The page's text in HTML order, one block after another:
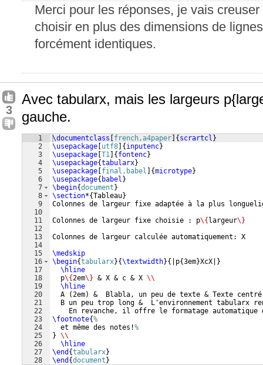
Merci pour les réponses, je vais
choisir en plus des dimensions de
forcément identiques.
3
Avec tabularx, mais les largeurs
gauche.
1
2
3
4
5
6
7
8
9
10
11
12
13
14
15
16
17
18
19
20
21
22
23
24
25
26
27
28
\documentclass french,a4paper { scrartcl }
\usepackage utf8 { inputenc}
\usepackage T1 { fontenc}
\usepackage{tabularx}
\usepackage final,babel {microtype}
\usepackage{ babel }
\begin{document }
\section*{Tableau}
Colonnes de largeur fixe adaptée à la plus
Colonnes de largeur fixe choisie : p\{ largeur\}
Colonnes de largeur calculée automatiquement: X
\medskip
\begin{tabularx}{\textwidth}{ |p{3em}XcX|
}
\hline
  p
\{2em\} & X & c & X \\
\hline
  A
(2em)
&  Blabla, un peu de texte & Texte
B un peu trop long &  L'environnement tabularx
En revanche, il offre le formatage
\footnote{%
  et même des notes!
%
} \\
\hline
\end {tabularx}
\end {document }